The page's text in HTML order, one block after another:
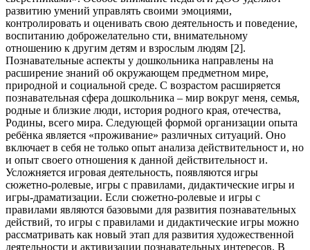
развитию умений управлять своими эмоциями,
контролировать и оценивать свою деятельность и поведение,
воспитанию доброжелательно сти, внимательному
отношению к другим детям и взрослым людям [2].
Познавательные аспекты у дошкольника направлены на
расширение знаний об окружающем предметном мире,
природной и социальной среде. C возрастом расширяется
познавательная сфера дошкольника – мир вокруг меня, семья,
родные и близкие люди, история родного края, отечества,
Родины, всего мира. Следующей формой организации опыта
ребёнка является «проживание» различных ситуаций. Оно
включает в себя не только опыт анализа действительност и, но
и опыт своего отношения к данной действительност и.
Усложняется игровая деятельность, появляются игры
сюжетно-ролевые, игры с правилами, дидактические игры и
игры-драматизации. Если сюжетно-ролевые и игры с
правилами являются базовыми для развития познавательных
действий, то игры с правилами и дидактические игры можно
рассматривать как новый этап для развития художественной
деятельности и активизации познавательных интересов. В